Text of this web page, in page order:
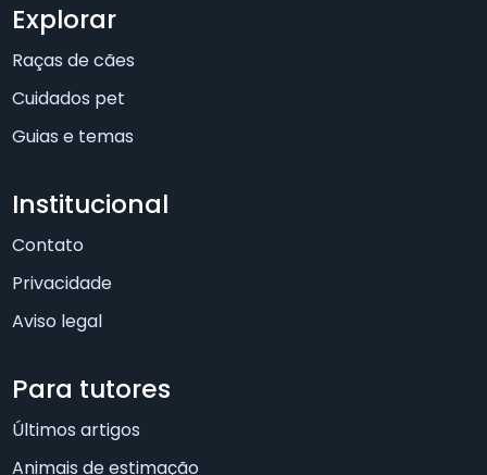
Explorar
Raças de cães
Cuidados pet
Guias e temas
Institucional
Contato
Privacidade
Aviso legal
Para tutores
Últimos artigos
Animais de estimação